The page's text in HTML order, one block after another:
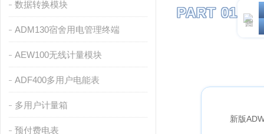
数据转换模块
ADM130宿舍用电管理终端
AEW100无线计量模块
ADF400多用户电能表
多用户计量箱
预付费电表
PART 01
新版